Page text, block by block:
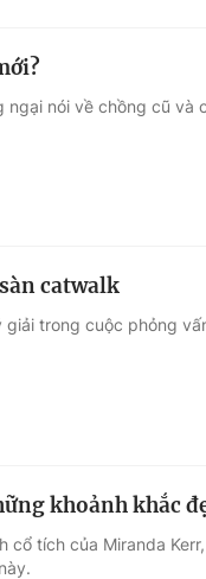
nói về chồng cũ và
catwalk
trong cuộc phỏng
khoảnh khắc
tích của Miranda